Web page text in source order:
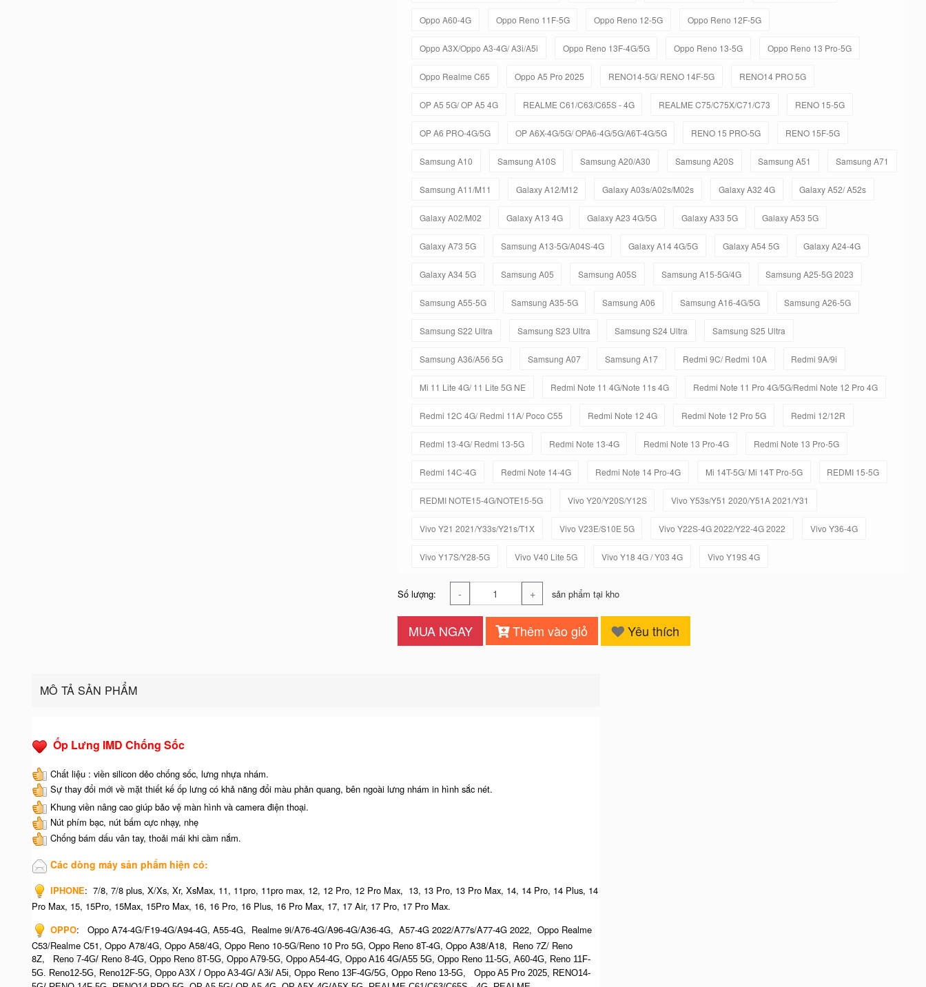
Oppo A60-4G Oppo Reno 11F-5G Oppo Reno 12-5G Oppo Reno 12F-5G
Oppo A3X/Oppo A3-4G/ A3i/A5i Oppo Reno 13F-4G/5G Oppo Reno 13-5G Oppo Reno 13 Pro-5G
Oppo Realme C65 Oppo A5 Pro 2025 RENO14-5G/ RENO 14F-5G RENO14 PRO 5G
OP A5 5G/ OP A5 4G REALME C61/C63/C65S - 4G REALME C75/C75X/C71/C73 RENO 15-5G
OP A6 PRO-4G/5G OP A6X-4G/5G/ OPA6-4G/5G/A6T-4G/5G RENO 15 PRO-5G RENO 15F-5G
Samsung A10 Samsung A10S Samsung A20/A30 Samsung A20S Samsung A51 Samsung A71
Samsung A11/M11 Galaxy A12/M12 Galaxy A03s/A02s/M02s Galaxy A32 4G Galaxy A52/ A52s
Galaxy A02/M02 Galaxy A13 4G Galaxy A23 4G/5G Galaxy A33 5G Galaxy A53 5G
Galaxy A73 5G Samsung A13-5G/A04S-4G Galaxy A14 4G/5G Galaxy A54 5G Galaxy A24-4G
Galaxy A34 5G Samsung A05 Samsung A05S Samsung A15-5G/4G Samsung A25-5G 2023
Samsung A55-5G Samsung A35-5G Samsung A06 Samsung A16-4G/5G Samsung A26-5G
Samsung S22 Ultra Samsung S23 Ultra Samsung S24 Ultra Samsung S25 Ultra
Samsung A36/A56 5G Samsung A07 Samsung A17 Redmi 9C/ Redmi 10A Redmi 9A/9i
Mi 11 Lite 4G/ 11 Lite 5G NE Redmi Note 11 4G/Note 11s 4G Redmi Note 11 Pro 4G/5G/Redmi Note 12 Pro 4G
Redmi 12C 4G/ Redmi 11A/ Poco C55 Redmi Note 12 4G Redmi Note 12 Pro 5G Redmi 12/12R
Redmi 13-4G/ Redmi 13-5G Redmi Note 13-4G Redmi Note 13 Pro-4G Redmi Note 13 Pro-5G
Redmi 14C-4G Redmi Note 14-4G Redmi Note 14 Pro-4G Mi 14T-5G/ Mi 14T Pro-5G REDMI 15-5G
REDMI NOTE15-4G/NOTE15-5G Vivo Y20/Y20S/Y12S Vivo Y53s/Y51 2020/Y51A 2021/Y31
Vivo Y21 2021/Y33s/Y21s/T1X Vivo V23E/S10E 5G Vivo Y22S-4G 2022/Y22-4G 2022 Vivo Y36-4G
Vivo Y17S/Y28-5G Vivo V40 Lite 5G Vivo Y18 4G / Y03 4G Vivo Y19S 4G
Số lượng: - + sản phẩm tại kho
MUA NGAY Thêm vào giỏ Yêu thích
MÔ TẢ SẢN PHẨM
Ốp Lưng IMD Chống Sốc
Chất liệu : viền silicon dẻo chống sốc, lưng nhựa nhám.
Sự thay đổi mới về mặt thiết kế ốp lưng có khả năng đổi màu phản quang, bên ngoài lưng nhám in hình sắc nét.
Khung viền nâng cao giúp bảo vệ màn hình và camera điện thoại.
Nút phím bạc, nút bấm cực nhạy, nhẹ
Chống bám dấu vân tay, thoải mái khi cầm nắm.
Các dòng máy sản phẩm hiện có:
IPHONE: 7/8, 7/8 plus, X/Xs, Xr, XsMax, 11, 11pro, 11pro max, 12, 12 Pro, 12 Pro Max, 13, 13 Pro, 13 Pro Max, 14, 14 Pro, 14 Plus, 14
Pro Max, 15, 15Pro, 15Max, 15Pro Max, 16, 16 Pro, 16 Plus, 16 Pro Max, 17, 17 Air, 17 Pro, 17 Pro Max.
OPPO:
Oppo A74-4G/F19-4G/A94-4G, A55-4G, Realme 9i/A76-4G/A96-4G/A36-4G, A57-4G 2022/A77s/A77-4G 2022, Oppo Realme
C53/Realme C51, Oppo A78/4G, Oppo A58/4G, Oppo Reno 10-5G/Reno 10 Pro 5G, Oppo Reno 8T-4G, Oppo A38/A18, Reno 7Z/ Reno
8Z,
Reno 7-4G/ Reno 8-4G, Oppo Reno 8T-5G, Oppo A79-5G, Oppo A54-4G, Oppo A16 4G/A55 5G, Oppo Reno 11-5G, A60-4G, Reno 11F-
5G. Reno12-5G, Reno12F-5G, Oppo A3X / Oppo A3-4G/ A3i/ A5i, Oppo Reno 13F-4G/5G, Oppo Reno 13-5G, Oppo A5 Pro 2025, RENO14-